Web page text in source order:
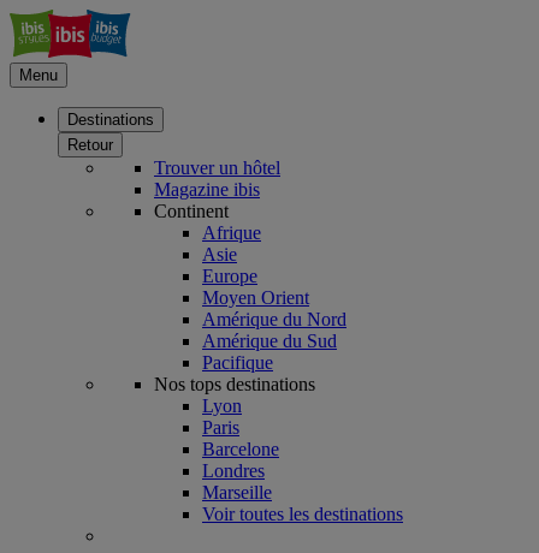
Menu
Destinations
Retour
Trouver un hôtel
Magazine ibis
Continent
Afrique
Asie
Europe
Moyen Orient
Amérique du Nord
Amérique du Sud
Pacifique
Nos tops destinations
Lyon
Paris
Barcelone
Londres
Marseille
Voir toutes les destinations